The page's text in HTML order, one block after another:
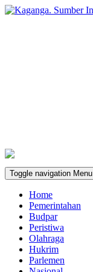
Toggle navigation Menu
Home
Pemerintahan
Budpar
Peristiwa
Olahraga
Hukrim
Parlemen